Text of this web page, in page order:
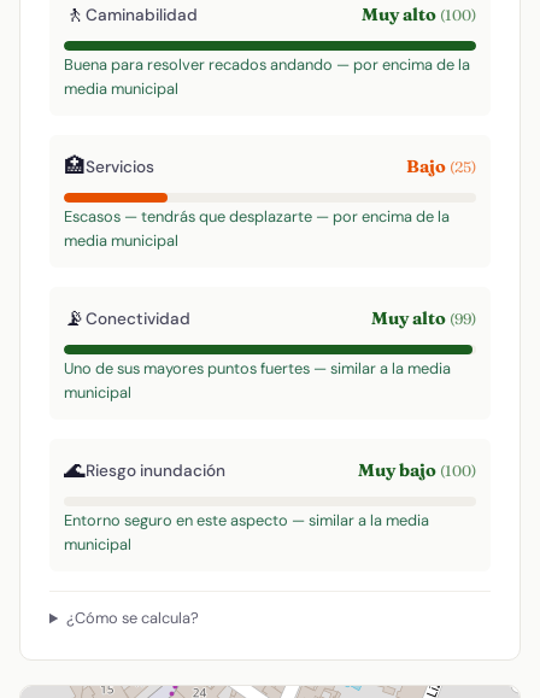
🚶 Caminabilidad Muy alto (100)
Buena para resolver recados andando — por encima de la
media municipal
🏥Servicios Bajo (25)
Escasos — tendrás que desplazarte — por encima de la
media municipal
📡Conectividad Muy alto (99)
Uno de sus mayores puntos fuertes — similar a la media
municipal
🌊Riesgo inundación Muy bajo (100)
Entorno seguro en este aspecto — similar a la media
municipal
¿Cómo se calcula?